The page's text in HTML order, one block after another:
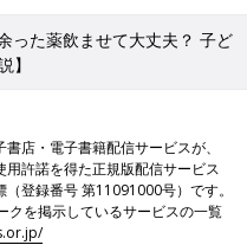
った薬飲ませて大丈夫？ 子ど
】
店・電子書籍配信サービスが、
許諾を得た正規版配信サービス
登録番号 第11091000号）です。
クを掲示しているサービスの一覧